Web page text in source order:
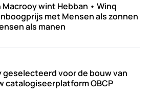
Macrooy wint Hebban • Winq
met Mensen als zonnen
als manen
geselecteerd voor de bouw van
catalogiseerplatform OBCP